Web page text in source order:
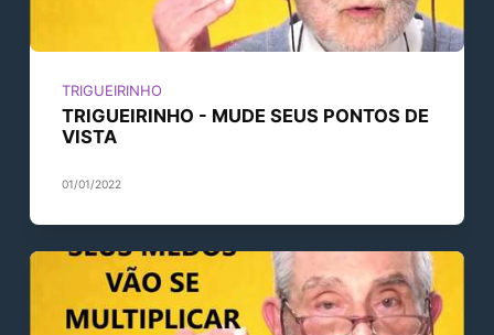
TRIGUEIRINHO
TRIGUEIRINHO - MUDE SEUS PONTOS DE
VISTA
01/01/2022